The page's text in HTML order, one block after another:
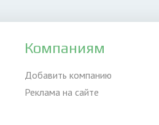
Компаниям
Добавить компанию
Реклама на сайте